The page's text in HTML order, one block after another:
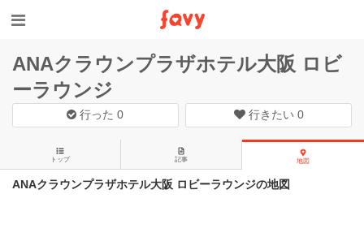
ANAクラウンプラザホテル大阪 ロビ
ーラウンジ
行った0 行きたい 0
トップ 記事 地図
ANAクラウンプラザホテル大阪 ロビーラウンジの地図